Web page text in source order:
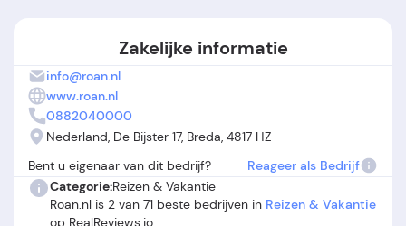
Zakelijke informatie
info@roan.nl
www.roan.nl
0882040000
Nederland, De Bijster 17, Breda, 4817 HZ
Bent u eigenaar van dit bedrijf?
Reageer als Bedrijf
Categorie:Reizen & Vakantie
Roan.nl is 2 van 71 beste bedrijven in Reizen & Vakantie
op RealReviews.io